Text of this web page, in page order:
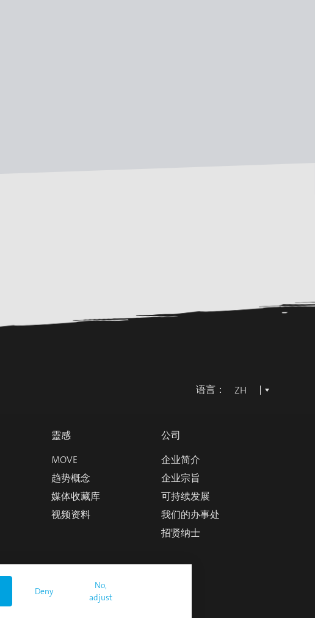
语言： ZH
靈感
MOVE
趋势概念
媒体收藏库
视频资料
公司
企业简介
企业宗旨
可持续发展
我们的办事处
招贤纳士
Deny
No,
adjust